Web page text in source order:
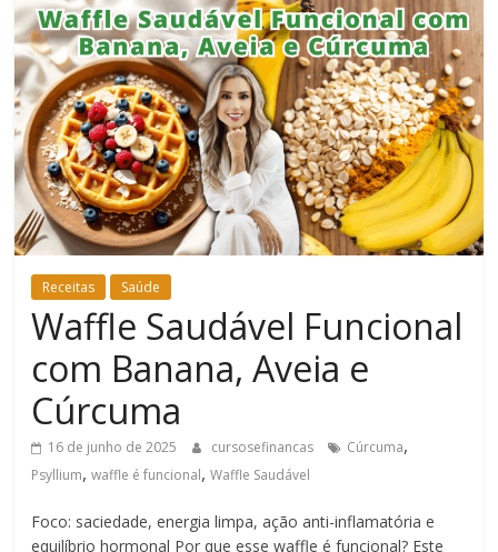
Estar
Receitas Saúde
Waffle Saudável Funcional
com Banana, Aveia e
Cúrcuma
16 de junho de 2025 cursosefinancas Cúrcuma,
Psyllium,waffle é funcional,Waffle Saudável
Foco: saciedade, energia limpa, ação anti-inflamatória e
equilíbrio hormonal Por que esse waffle é funcional? Este